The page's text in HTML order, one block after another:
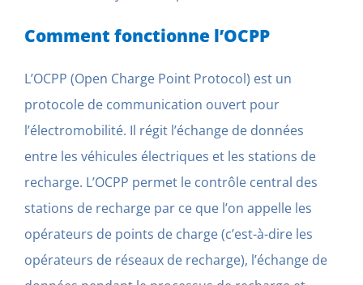
Comment fonctionne l’OCPP
L’OCPP (Open Charge Point Protocol) est un
protocole de communication ouvert pour
l’électromobilité. Il régit l’échange de données
entre les véhicules électriques et les stations de
recharge. L’OCPP permet le contrôle central des
stations de recharge par ce que l’on appelle les
opérateurs de points de charge (c’est-à-dire les
opérateurs de réseaux de recharge), l’échange de